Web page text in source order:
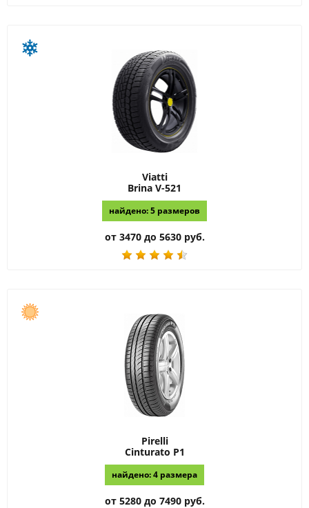
Viatti
Brina V-521
найдено: 5 размеров
от 3470 до 5630 руб.
Pirelli
Cinturato P1
найдено: 4 размера
от 5280 до 7490 руб.